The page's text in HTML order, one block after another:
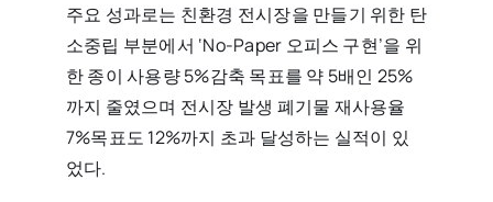
주요 성과로는 친환경 전시장을 만들기 위한 탄
소중립 부분에서 ‘No-Paper 오피스 구현’을 위
한 종이 사용량 5%감축 목표를 약 5배인 25%
까지 줄였으며 전시장 발생 폐기물 재사용율
7%목표도 12%까지 초과 달성하는 실적이 있
었다.